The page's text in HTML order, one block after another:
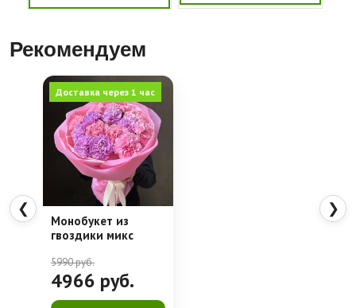
Рекомендуем
❮
Доставка через 1 час
Монобукет из
гвоздики микс
5990руб.
4966 руб.
❯